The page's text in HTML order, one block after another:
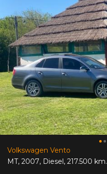
Volkswagen Vento
MT, 2007, Diesel, 217.500 km.